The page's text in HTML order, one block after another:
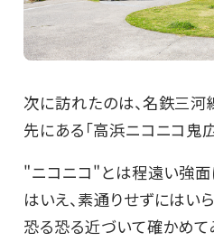
次に訪れたのは、名鉄三
先にある「高浜ニコニコ鬼広
"ニコニコ"とは程遠い強面
はいえ、素通りせずにはい
恐る恐る近づいて確かめて